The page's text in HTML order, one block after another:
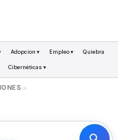
Adopcion ▾ Empleo ▾ Quiebra
Cibernéticas ▾
>